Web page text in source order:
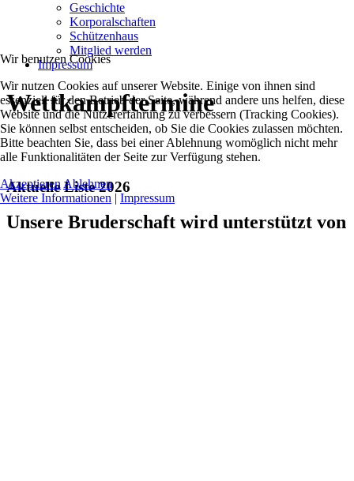
Geschichte
Korporalschaften
Schützenhaus
Mitglied werden
Impressum
Wettkampftermine
Aktuelle Liste 2026
Unsere Bruderschaft wird unterstützt von
Wir benutzen Cookies
Wir nutzen Cookies auf unserer Website. Einige von ihnen sind
essenziell für den Betrieb der Seite, während andere uns helfen, diese
Website und die Nutzererfahrung zu verbessern (Tracking Cookies).
Sie können selbst entscheiden, ob Sie die Cookies zulassen möchten.
Bitte beachten Sie, dass bei einer Ablehnung womöglich nicht mehr
alle Funktionalitäten der Seite zur Verfügung stehen.
Akzeptieren Ablehnen
Weitere Informationen | Impressum